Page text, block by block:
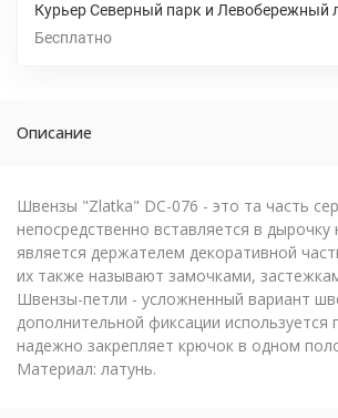
Курьер Северный парк и Левобережный
Бесплатно
Описание
Швензы "Zlatka" DC-076 - это та часть
непосредственно вставляется в дырочку
является держателем декоративной
их также называют замочками,
Швензы-петли - усложненный вариант
дополнительной фиксации используется
надежно закрепляет крючок в одном
Материал: латунь.